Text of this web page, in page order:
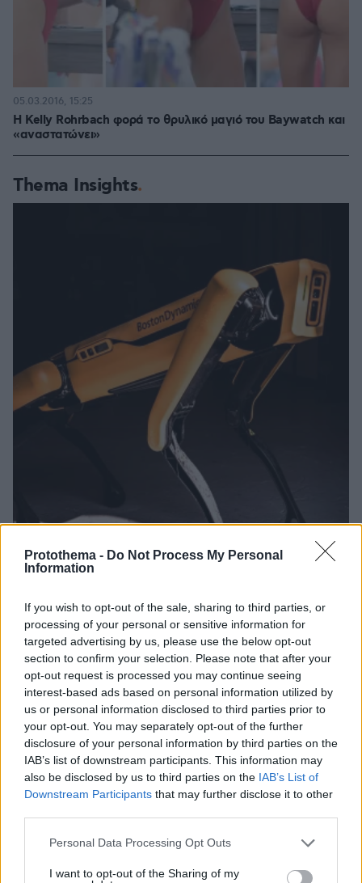
Protothema - Do Not Process My Personal
Information
If you wish to opt-out of the sale, sharing to third parties, or
processing of your personal or sensitive information for
targeted advertising by us, please use the below opt-out
section to confirm your selection. Please note that after your
opt-out request is processed you may continue seeing
interest-based ads based on personal information utilized by
us or personal information disclosed to third parties prior to
your opt-out. You may separately opt-out of the further
disclosure of your personal information by third parties on the
IAB’s list of downstream participants. This information may
also be disclosed by us to third parties on the IAB’s List of
Downstream Participants that may further disclose it to other
Please note that this website/app uses one or more Google
not limited to your visit or usage behaviour. You may click to
Personal Data Processing Opt Outs
I want to opt-out of the Sharing of my
H Kelly Rohrbach φορά το θρυλικό μαγιό του Baywatch και
«αναστατώνει»
05.03.2016, 15:25
Thema Insights
Το μέλλον της τεχνολογίας
27.07.2026, 06:00
Η Smart φοιτητική κατοικία στην καρδιά της Αθήνας
03.08.2026, 10:56
Επαγγελματική Εκπαίδευση & Εξειδίκευση: Το Mοντέλο που
σε Bάζει στην Aγορά Eργασίας
ΣΧΟΛΙΑ
ΠΡΟΣΘΗΚΗ ΣΧΟΛΙΟΥ
ΌΝΟΜΑ *